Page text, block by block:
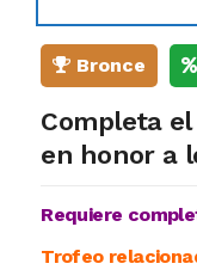
Bronce
Completa
en honor a
Requiere
Trofeo